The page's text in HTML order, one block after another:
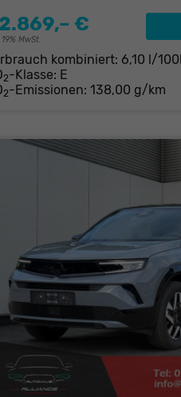
€
MwSt.
kombiniert: 6,10 l/
2-Klasse: E
2-Emissionen:138,00 g/km